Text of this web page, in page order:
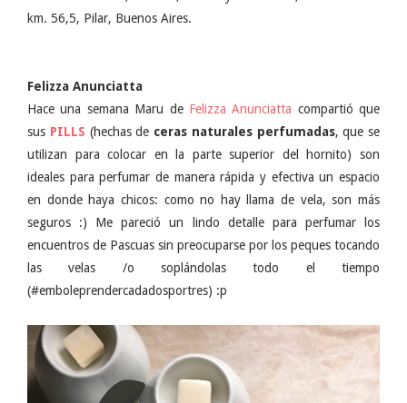
km. 56,5, Pilar, Buenos Aires.
Felizza Anunciatta
Hace una semana Maru de Felizza Anunciatta compartió que
sus PILLS (hechas de ceras naturales perfumadas, que se
utilizan para colocar en la parte superior del hornito) son
ideales para perfumar de manera rápida y efectiva un espacio
en donde haya chicos: como no hay llama de vela, son más
seguros :) Me pareció un lindo detalle para perfumar los
encuentros de Pascuas sin preocuparse por los peques tocando
las velas /o soplándolas todo el tiempo
(#emboleprendercadadosportres) :p